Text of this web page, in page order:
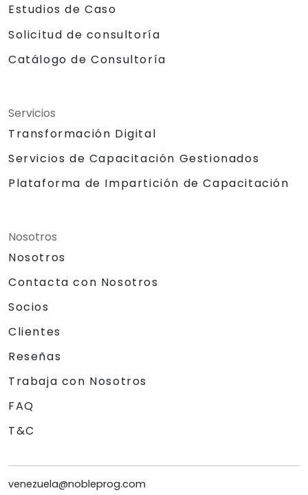
Estudios de Caso
Solicitud de consultoría
Catálogo de Consultoría
Servicios
Transformación Digital
Servicios de Capacitación Gestionados
Plataforma de Impartición de Capacitación
Nosotros
Nosotros
Contacta con Nosotros
Socios
Clientes
Reseñas
Trabaja con Nosotros
FAQ
T&C
venezuela@nobleprog.com